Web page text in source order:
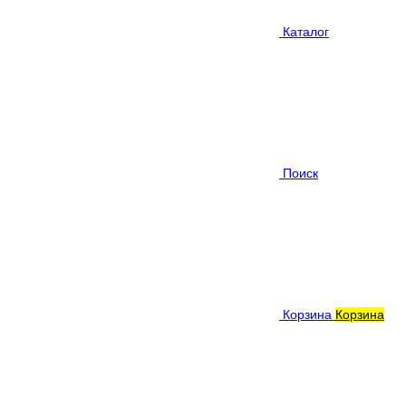
Каталог
Поиск
Корзина Корзина